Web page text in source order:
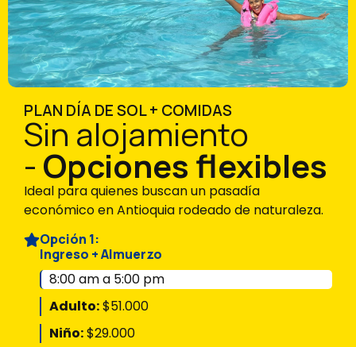
PLAN DÍA DE SOL + COMIDAS
Sin alojamiento
- Opciones flexibles
Ideal para quienes buscan un pasadía
económico en Antioquia rodeado de naturaleza.
Opción 1:
Ingreso + Almuerzo
8:00 am a 5:00 pm
Adulto:$51.000
Niño:$29.000